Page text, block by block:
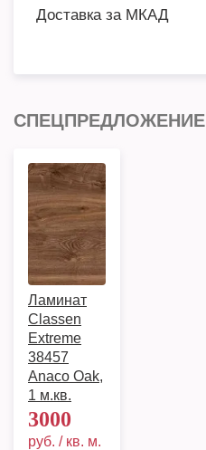
Доставка за МКАД
СПЕЦПРЕДЛОЖЕНИЕ
Ламинат
Classen
Extreme
38457
Anaco Oak,
1 м.кв.
3000
руб. / кв. м.